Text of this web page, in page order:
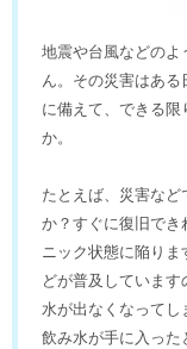
地震や台風などのよ
ん。その災害はある
に備えて、できる限
か。
たとえば、災害な
か？すぐに復旧でき
ニック状態に陥り
どが普及しています
水が出なくなってし
飲み水が手に入った